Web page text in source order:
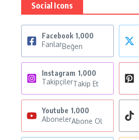
Social Icons
Facebook 1,000
FanlarBeğen
Instagram 1,000
TakipçilerTakip Et
Youtube 1,000
AbonelerAbone Ol